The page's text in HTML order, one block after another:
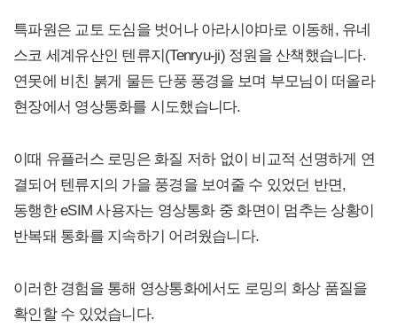
특파원은 교토 도심을 벗어나 아라시야마로 이동해, 유네
스코 세계유산인 텐류지(Tenryu-ji) 정원을 산책했습니다.
연못에 비친 붉게 물든 단풍 풍경을 보며 부모님이 떠올라
현장에서 영상통화를 시도했습니다.
이때 유플러스 로밍은 화질 저하 없이 비교적 선명하게 연
결되어 텐류지의 가을 풍경을 보여줄 수 있었던 반면,
동행한 eSIM 사용자는 영상통화 중 화면이 멈추는 상황이
반복돼 통화를 지속하기 어려웠습니다.
이러한 경험을 통해 영상통화에서도 로밍의 화상 품질을
확인할 수 있었습니다.